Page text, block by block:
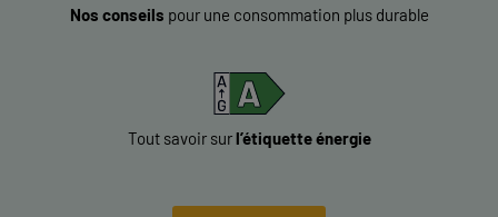
Nos conseils pour une consommation plus durable
Tout savoir surl’étiquette énergie